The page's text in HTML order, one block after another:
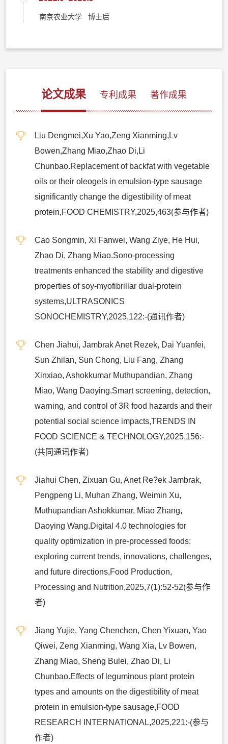
南京农业大学 博士后
论文成果 专利成果 著作成果
Liu Dengmei,Xu Yao,Zeng Xianming,Lv
Bowen,Zhang Miao,Zhao Di,Li
Chunbao.Replacement of backfat with vegetable
oils or their oleogels in emulsion-type sausage
significantly change the digestibility of meat
protein,FOOD CHEMISTRY,2025,463(参与作者)
Cao Songmin, Xi Fanwei, Wang Ziye, He Hui,
Zhao Di, Zhang Miao.Sono-processing
treatments enhanced the stability and digestive
properties of soy-myofibrillar dual-protein
systems,ULTRASONICS
SONOCHEMISTRY,2025,122:-(通讯作者)
Chen Jiahui, Jambrak Anet Rezek, Dai Yuanfei,
Sun Zhilan, Sun Chong, Liu Fang, Zhang
Xinxiao, Ashokkumar Muthupandian, Zhang
Miao, Wang Daoying.Smart screening, detection,
warning, and control of 3R food hazards and their
potential social science impacts,TRENDS IN
FOOD SCIENCE & TECHNOLOGY,2025,156:-
(共同通讯作者)
Jiahui Chen, Zixuan Gu, Anet Re?ek Jambrak,
Pengpeng Li, Muhan Zhang, Weimin Xu,
Muthupandian Ashokkumar, Miao Zhang,
Daoying Wang.Digital 4.0 technologies for
quality optimization in pre-processed foods:
exploring current trends, innovations, challenges,
and future directions,Food Production,
Processing and Nutrition,2025,7(1):52-52(参与作
者)
Jiang Yujie, Yang Chenchen, Chen Yixuan, Yao
Qiwei, Zeng Xianming, Wang Xia, Lv Bowen,
Zhang Miao, Sheng Bulei, Zhao Di, Li
Chunbao.Effects of leguminous plant protein
types and amounts on the digestibility of meat
protein in emulsion-type sausage,FOOD
RESEARCH INTERNATIONAL,2025,221:-(参与
作者)